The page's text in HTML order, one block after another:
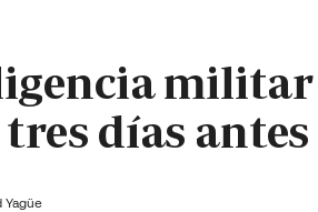
militar
días antes
Yagüe